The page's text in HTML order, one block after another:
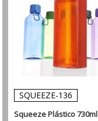
SQUEEZE-136
Squeeze Plástico 730ml